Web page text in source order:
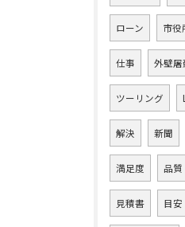
ローン 市役
仕事 外壁屠
ツーリング
解決 新聞
満足度 品質
見積書 目安